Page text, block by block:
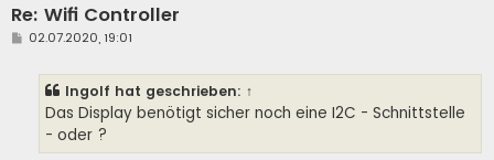
Re: Wifi Controller
B02.07.2020, 19:01
Ingolf hat geschrieben: ↑
Das Display benötigt sicher noch eine I2C - Schnittstelle
- oder ?